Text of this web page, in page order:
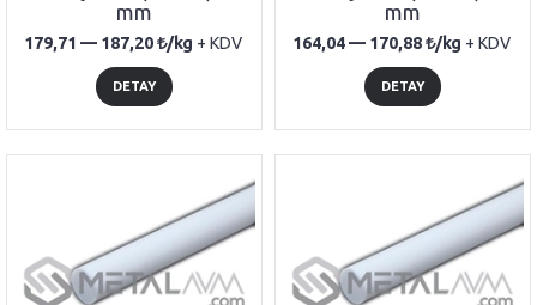
mm
179,71 — 187,20 /kg + KDV
DETAY
mm
164,04 — 170,88 /kg + KDV
DETAY